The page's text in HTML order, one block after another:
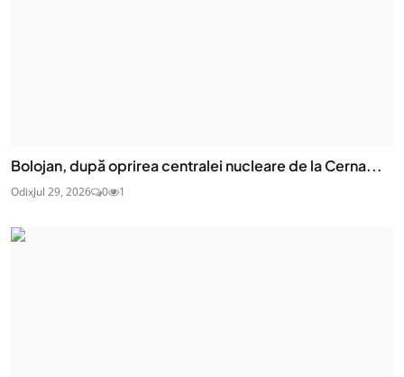
Bolojan, după oprirea centralei nucleare de la Cerna...
OdixJul 29, 2026 0 1